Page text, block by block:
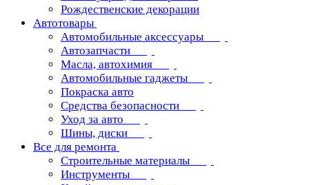
Рождественские декорации
Автотовары
Автомобильные аксессуары
Автозапчасти
Масла, автохимия
Автомобильные гаджеты
Покраска авто
Средства безопасности
Уход за авто
Шины, диски
Все для ремонта
Строительные материалы
Инструменты